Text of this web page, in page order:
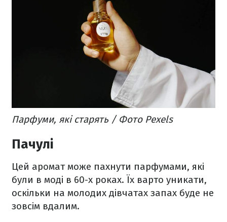
Парфуми, які старять / Фото Pexels
Пачулі
Цей аромат може пахнути парфумами, які
були в моді в 60-х роках. Їх варто уникати,
оскільки на молодих дівчатах запах буде не
зовсім вдалим.